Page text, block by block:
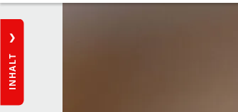
INHALT